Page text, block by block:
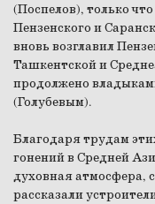
(Поспелов), только
Пензенского и
вновь возглавил
Ташкентской и
продолжено
(Голубевым).
Благодаря трудам
гонений в Средней
духовная атмосфера,
рассказали